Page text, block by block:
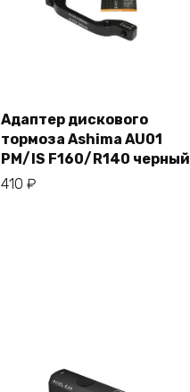
В корзину
Адаптер дискового
тормоза Ashima AU01
PM/IS F160/R140 черный
410 ₽